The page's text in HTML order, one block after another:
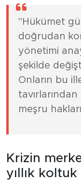
"Hükümet
doğrudan
yönetimi
şekilde
Onların bu
meşru
Krizin
yıllık koltuk